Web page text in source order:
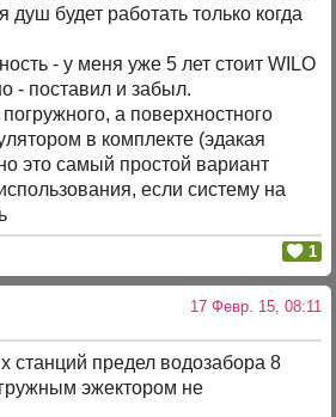
душ будет работать только когда
- у меня уже 5 лет стоит WILO
- поставил и забыл.
а поверхностного
в комплекте (эдакая
это самый простой вариант
если систему на
1
17 Февр. 15, 08:11
станций предел водозабора 8
эжектором не